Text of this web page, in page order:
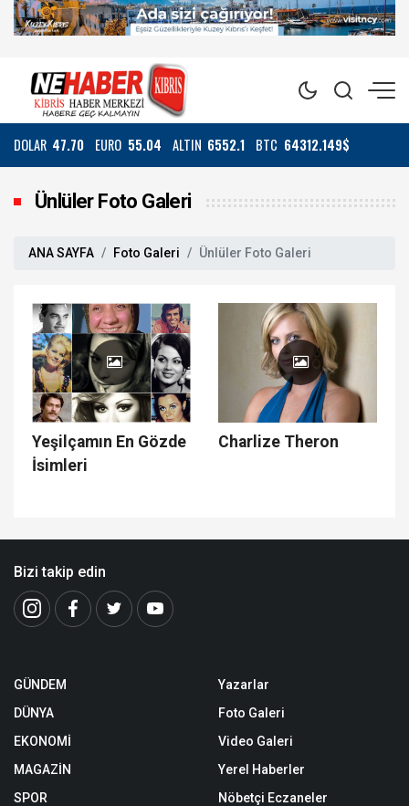
DOLAR 47.70 EURO 55.04 ALTIN 6552.1 BTC 64312.149$
Ünlüler Foto Galeri
ANA SAYFA Foto Galeri Ünlüler Foto Galeri
Yeşilçamın En Gözde
İsimleri
Charlize Theron
Bizi takip edin
GÜNDEM
DÜNYA
EKONOMİ
MAGAZİN
SPOR
Yazarlar
Foto Galeri
Video Galeri
Yerel Haberler
Nöbetçi Eczaneler